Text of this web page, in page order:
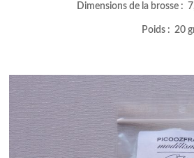
Dimensions de la brosse :
Poids : 20